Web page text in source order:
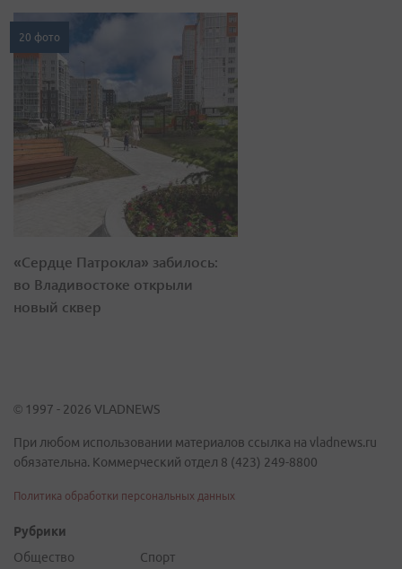
20 фото
«Сердце Патрокла» забилось:
во Владивостоке открыли
новый сквер
© 1997 - 2026 VLADNEWS
При любом использовании материалов ссылка на vladnews.ru
обязательна. Коммерческий отдел 8 (423) 249-8800
Политика обработки персональных данных
Рубрики
Общество
Спорт